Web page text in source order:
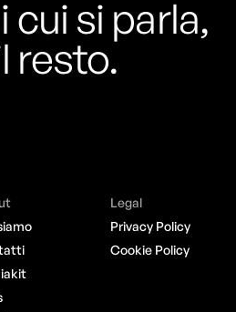
cui si parla,
resto.
Legal
Privacy Policy
Cookie Policy